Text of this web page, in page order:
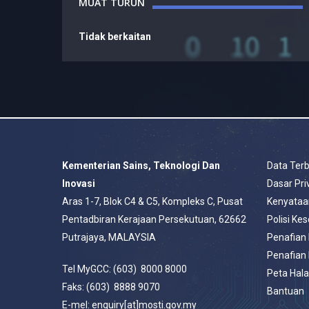
Tidak berkaitan
Kementerian Sains, Teknologi Dan
Inovasi
Aras 1-7, Blok C4 & C5, Kompleks C, Pusat
Pentadbiran Kerajaan Persekutuan, 62662
Putrajaya, MALAYSIA
Tel MyGCC: (603) 8000 8000
Faks: (603) 8888 9070
E-mel: enquiry[at]mosti.gov.my
Data
Dasar
Polisi
Penafian
Penafian
Peta
Bantuan